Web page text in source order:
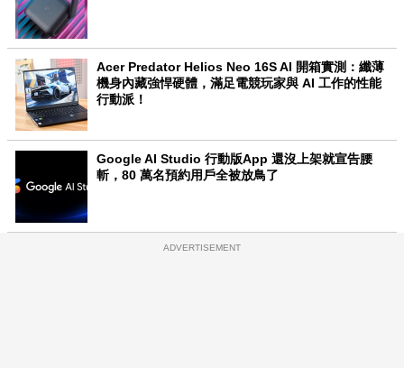
Acer Predator Helios Neo 16S AI 開箱實測：纖薄
機身內藏強悍硬體，滿足電競玩家與 AI 工作的性能
行動派！
Google AI Studio 行動版App 還沒上架就宣告腰
斬，80 萬名預約用戶全被放鳥了
ADVERTISEMENT